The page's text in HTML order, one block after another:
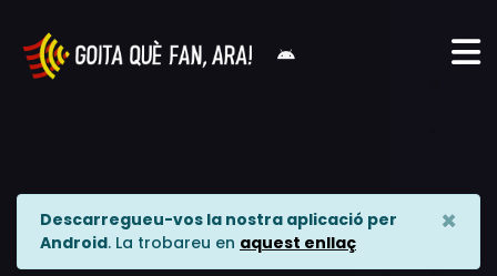
Descarregueu-vos la nostra aplicació per
Android. La trobareu en aquest enllaç
×